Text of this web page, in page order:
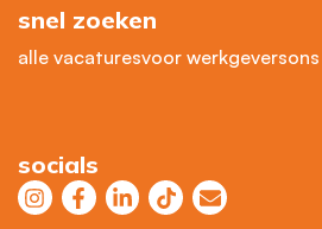
snel zoeken
alle vacaturesvoor werkgevers
socials